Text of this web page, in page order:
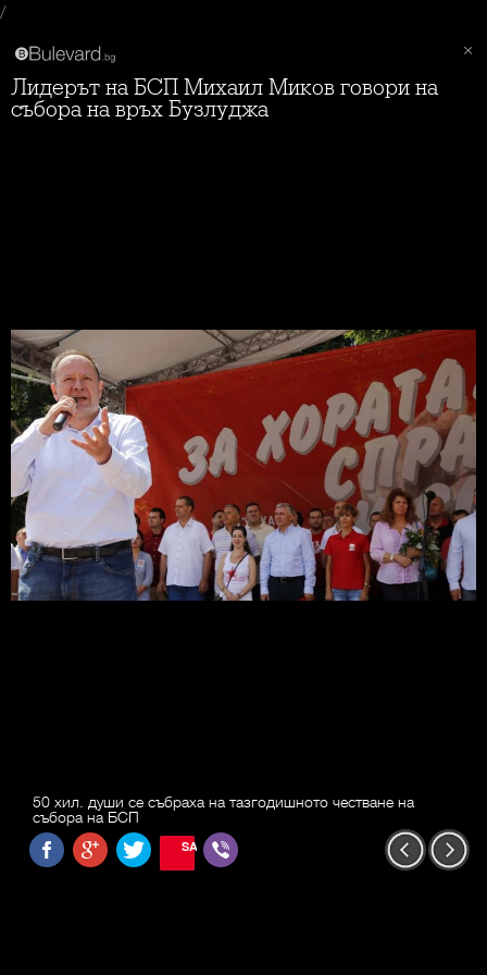
/
Лидерът на БСП Михаил Миков говори на
събора на връх Бузлуджа
50 хил. души се събраха на тазгодишното честване на
събора на БСП
SAVE